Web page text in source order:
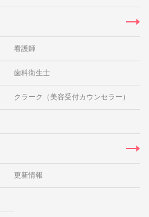
看護師
歯科衛生士
クラーク（美容受付カウンセラー）
更新情報